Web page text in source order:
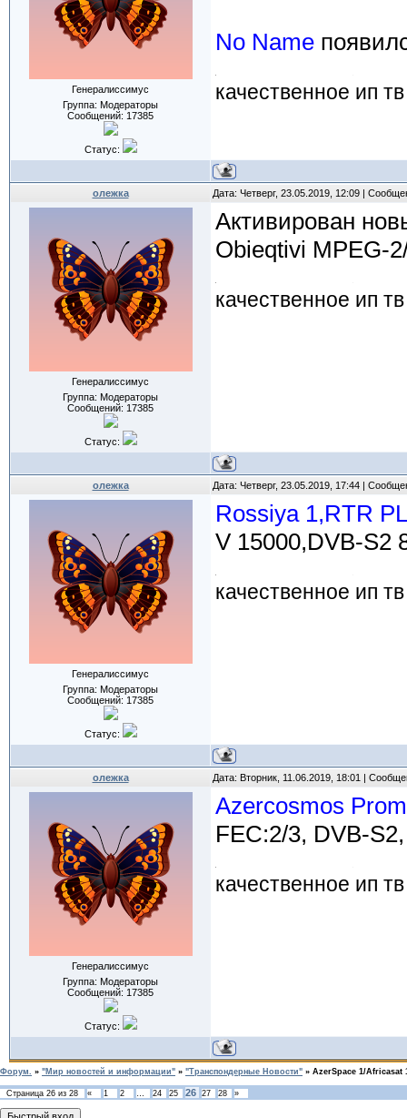
Генералиссимус
Группа: Модераторы
Сообщений: 17385
Статус:
No Name
качественное ип
олежка Дата: Четверг, 23.05.2019, 12:09 |
Генералиссимус
Группа: Модераторы
Сообщений: 17385
Статус:
Активирован
Obieqtivi MPEG-
качественное ип
олежка Дата: Четверг, 23.05.2019, 17:44 |
Генералиссимус
Группа: Модераторы
Сообщений: 17385
Статус:
Rossiya 1,RTR
V 15000,DVB-S2
качественное ип
олежка Дата: Вторник, 11.06.2019, 18:01 |
Генералиссимус
Группа: Модераторы
Сообщений: 17385
Статус:
Azercosmos
FEC:2/3, DVB-
качественное ип
Форум. » "Мир новостей и информации" » "Транспондерные Новости" » AzerSpace 1/Africasat
Страница 26 из 28 « 1 2 … 24 25 26 27 28 »